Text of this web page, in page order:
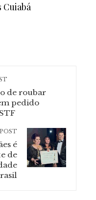
Cuiabá
de roubar
pedido
é
de